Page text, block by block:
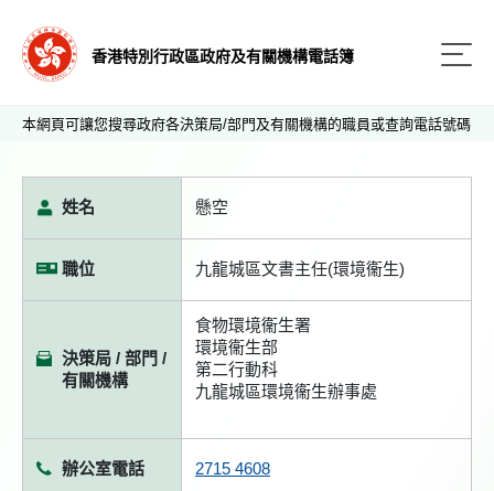
香港特別行政區政府及有關機構電話簿
本網頁可讓您搜尋政府各決策局/部門及有關機構的職員或查詢電話號碼
姓名 懸空
職位 九龍城區文書主任(環境衞生)
決策局 / 部門 /
有關機構
食物環境衞生署
環境衞生部
第二行動科
九龍城區環境衞生辦事處
辦公室電話 2715 4608